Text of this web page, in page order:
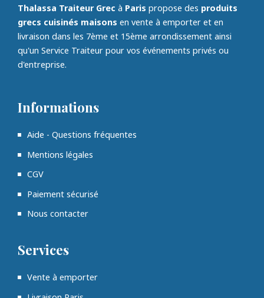
Thalassa Traiteur Grec à Paris propose des produits
grecs cuisinés maisons en vente à emporter et en
livraison dans les 7ème et 15ème arrondissement ainsi
qu'un Service Traiteur pour vos événements privés ou
d'entreprise.
Informations
Aide - Questions fréquentes
Mentions légales
CGV
Paiement sécurisé
Nous contacter
Services
Vente à emporter